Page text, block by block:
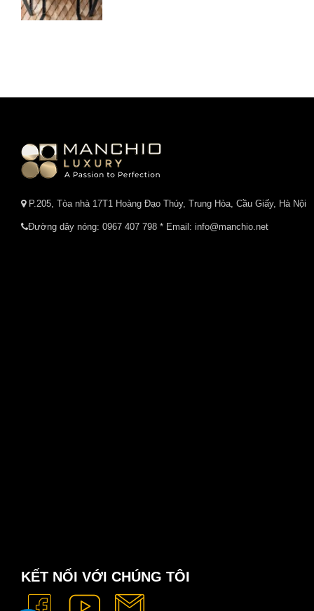
P.205, Tòa nhà 17T1 Hoàng Đạo Thúy, Trung Hòa, Cầu Giấy, Hà Nội
Đường dây nóng: 0967 407 798 * Email: info@manchio.net
KẾT NỐI VỚI CHÚNG TÔI